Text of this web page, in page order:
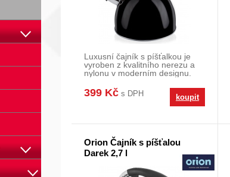
Luxusní čajník s píšťalkou je
vyroben z kvalitního nerezu a
nylonu v moderním designu.
399 Kč s DPH koupit
Orion Čajník s píšťalou
Darek 2,7 l